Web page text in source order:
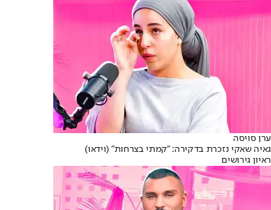
ערן סויסה
גאיה שאקי נזכרת בדקירה: "קמתי בצרחות" (וידאו)
ראיון גירושים